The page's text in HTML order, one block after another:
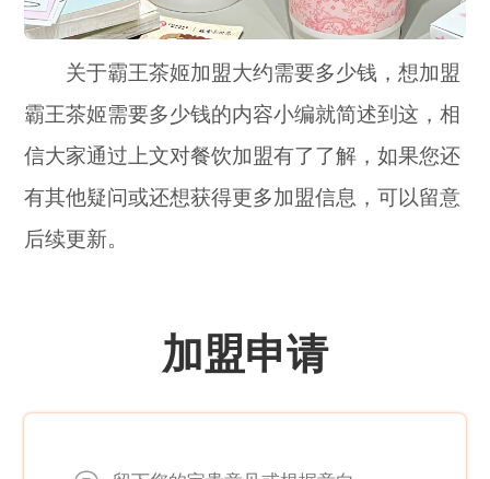
关于霸王茶姬加盟大约需要多少钱，想加盟
霸王茶姬需要多少钱的内容小编就简述到这，相
信大家通过上文对餐饮加盟有了了解，如果您还
有其他疑问或还想获得更多加盟信息，可以留意
后续更新。
加盟申请